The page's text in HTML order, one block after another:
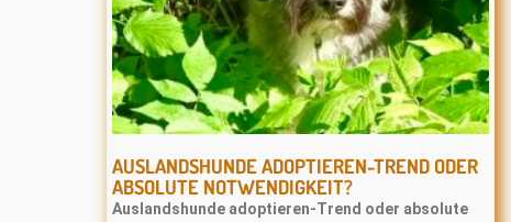
AUSLANDSHUNDE ADOPTIEREN-TREND ODER
ABSOLUTE NOTWENDIGKEIT?
Auslandshunde adoptieren-Trend oder absolute